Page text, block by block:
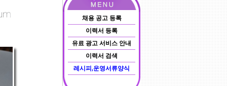
채용 공고 등록
이력서 등록
유료 광고 서비스 안내
이력서 검색
레시피,운영서류양식